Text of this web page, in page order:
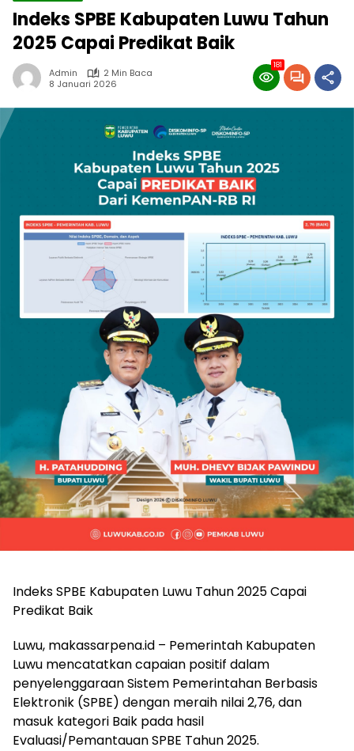
Indeks SPBE Kabupaten Luwu Tahun
2025 Capai Predikat Baik
Admin
2 Min Baca
8 Januari 2026
181
Indeks SPBE Kabupaten Luwu Tahun 2025 Capai
Predikat Baik
Luwu, makassarpena.id – Pemerintah Kabupaten
Luwu mencatatkan capaian positif dalam
penyelenggaraan Sistem Pemerintahan Berbasis
Elektronik (SPBE) dengan meraih nilai 2,76, dan
masuk kategori Baik pada hasil
Evaluasi/Pemantauan SPBE Tahun 2025.